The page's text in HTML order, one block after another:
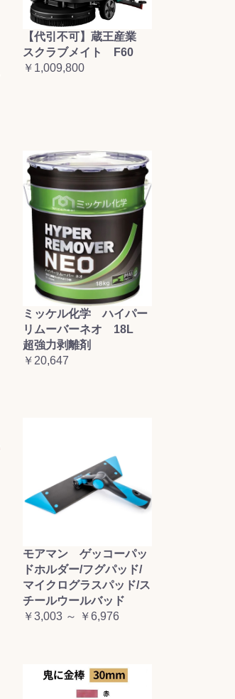
【代引不可】蔵王産業
スクラブメイト F60
￥1,009,800
ミッケル化学 ハイパー
リムーバーネオ 18L
超強力剥離剤
￥20,647
モアマン ゲッコーパッ
ドホルダー/フグパッド/
マイクログラスパッド/ス
チールウールバッド
￥3,003 ～ ￥6,976